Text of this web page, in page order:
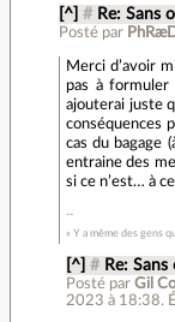
[^] # Re: Sans
Posté par
Merci d’avoir
pas à formuler
ajouterai juste
conséquences
cas du bagage
entraine des
si ce n’est… à
« Y a même des gens
[^] # Re:
Posté parGil
2023 à 18:38.